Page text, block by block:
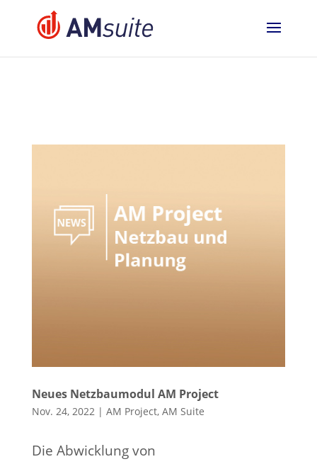
jQuery(function($){ $('.logo_container
a').removeAttr('href'); });
Neues Netzbaumodul AM Project
Nov. 24, 2022 | AM Project, AM Suite
Die Abwicklung von